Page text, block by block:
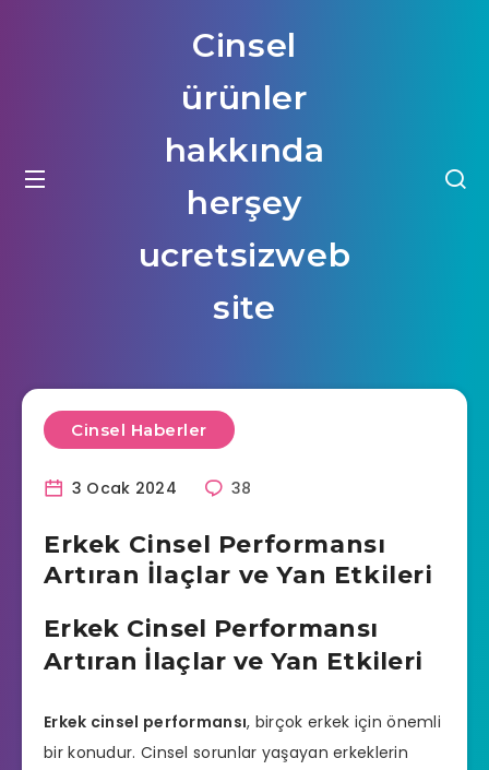
Cinsel
ürünler
hakkında
herşey
ucretsizweb
site
Cinsel Haberler
3 Ocak 2024 38
Erkek Cinsel Performansı
Artıran İlaçlar ve Yan Etkileri
Erkek Cinsel Performansı
Artıran İlaçlar ve Yan Etkileri
Erkek cinsel performansı, birçok erkek için önemli
bir konudur. Cinsel sorunlar yaşayan erkeklerin